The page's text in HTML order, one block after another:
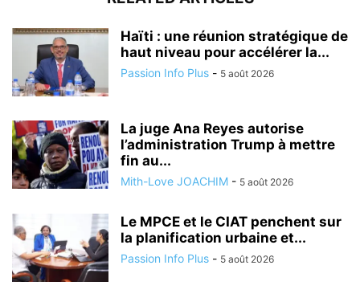
Haïti : une réunion stratégique de
haut niveau pour accélérer la...
Passion Info Plus - 5 août 2026
La juge Ana Reyes autorise
l’administration Trump à mettre
fin au...
Mith-Love JOACHIM - 5 août 2026
Le MPCE et le CIAT penchent sur
la planification urbaine et...
Passion Info Plus - 5 août 2026